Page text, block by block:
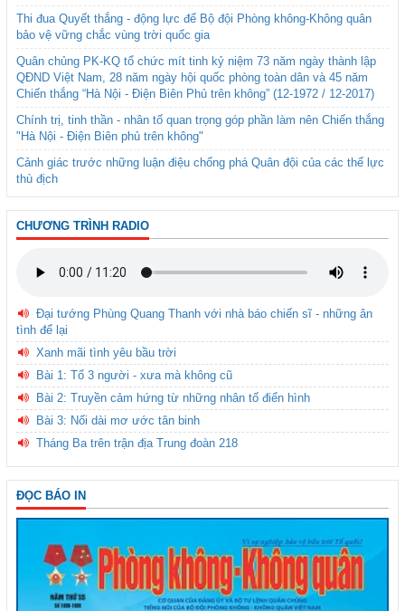
Thi đua Quyết thắng - động lực để Bộ đội Phòng không-Không quân
bảo vệ vững chắc vùng trời quốc gia
Quân chủng PK-KQ tổ chức mít tinh kỷ niệm 73 năm ngày thành lập
QĐND Việt Nam, 28 năm ngày hội quốc phòng toàn dân và 45 năm
Chiến thắng “Hà Nội - Điện Biên Phủ trên không” (12-1972 / 12-2017)
Chính trị, tinh thần - nhân tố quan trọng góp phần làm nên Chiến thắng
"Hà Nội - Điện Biên phủ trên không"
Cảnh giác trước những luận điệu chống phá Quân đội của các thế lực
thù địch
CHƯƠNG TRÌNH RADIO
Đại tướng Phùng Quang Thanh với nhà báo chiến sĩ - những ân
tình để lại
Xanh mãi tình yêu bầu trời
Bài 1: Tổ 3 người - xưa mà không cũ
Bài 2: Truyền cảm hứng từ những nhân tố điển hình
Bài 3: Nối dài mơ ước tân binh
Tháng Ba trên trận địa Trung đoàn 218
ĐỌC BÁO IN